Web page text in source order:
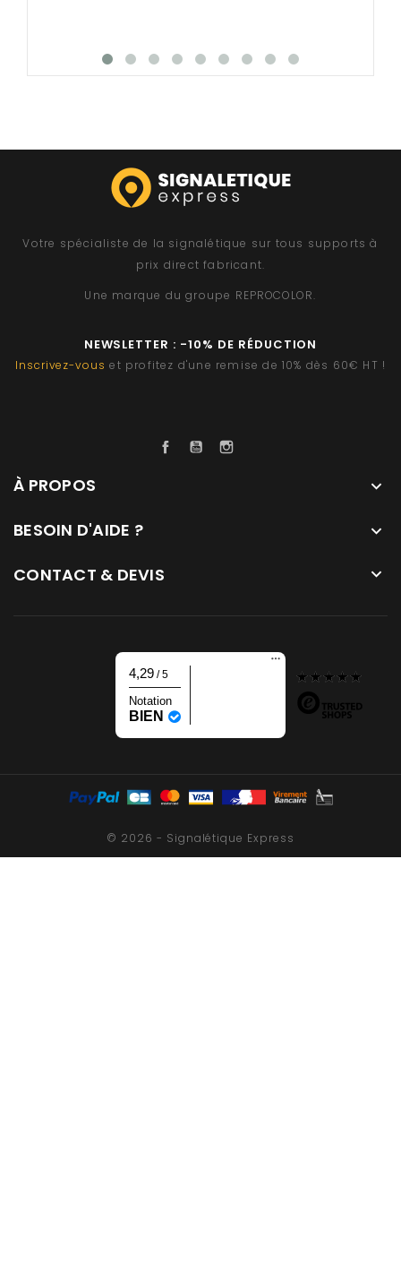
Votre spécialiste de la signalétique sur tous supports à
prix direct fabricant.
Une marque du groupe REPROCOLOR.
NEWSLETTER : -10% DE RÉDUCTION
Inscrivez-vous et profitez d'une remise de 10% dès 60€ HT !
FacebookYouTube
À PROPOS 
BESOIN D'AIDE ? 
CONTACT & DEVIS 
4,29 / 5
Notation
BIEN
© 2026 - Signalétique Express